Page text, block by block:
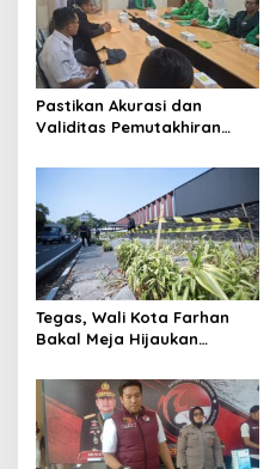
Pastikan Akurasi dan
Validitas Pemutakhiran
Cimahi Lakukan
Tegas, Wali Kota Farhan
Bakal Meja Hijaukan
Riau